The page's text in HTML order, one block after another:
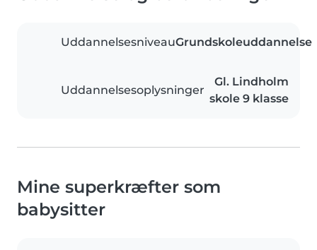
UddannelsesniveauGrundskoleuddannelse
Uddannelsesoplysninger
Gl. Lindholm
skole 9 klasse
Mine superkræfter som
babysitter